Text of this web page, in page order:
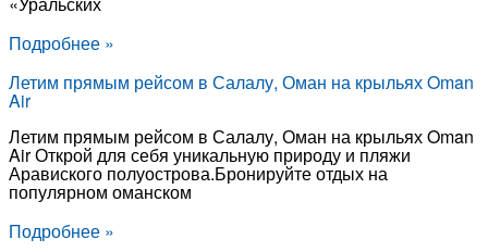
Подробнее »
Летим прямым рейсом в Салалу, Оман на крыльях Oman
Air
Летим прямым рейсом в Салалу, Оман на крыльях Oman
Air Открой для себя уникальную природу и пляжи
Аравиского полуострова.Бронируйте отдых на
популярном оманском
Подробнее »